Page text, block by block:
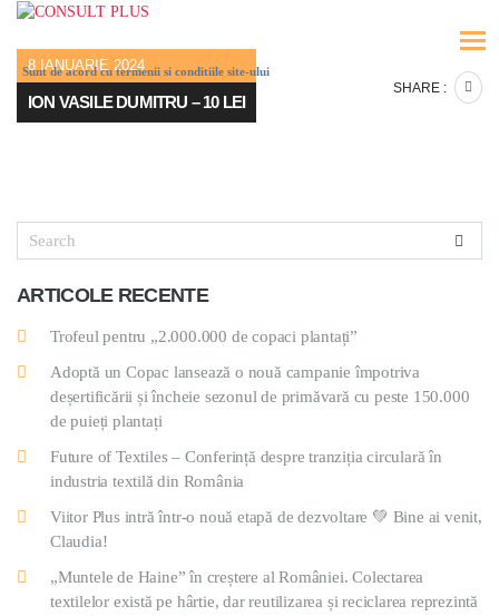
8 IANUARIE 2024
ION VASILE DUMITRU – 10 LEI
SHARE :
ARTICOLE RECENTE
Trofeul pentru „2.000.000 de copaci plantați”
Adoptă un Copac lansează o nouă campanie împotriva
deșertificării și încheie sezonul de primăvară cu peste 150.000
de puieți plantați
Future of Textiles – Conferință despre tranziția circulară în
industria textilă din România
Viitor Plus intră într-o nouă etapă de dezvoltare 💚 Bine ai venit,
Claudia!
„Muntele de Haine” în creștere al României. Colectarea
textilelor există pe hârtie, dar reutilizarea și reciclarea reprezintă
Sunt de acord cu termenii si conditiile site-ului